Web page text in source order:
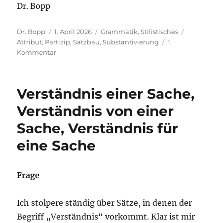
Dr. Bopp
Autor
Dr. Bopp
Veröffentlicht
am
1. April 2026 Kategorien
Grammatik,Stilistisches
Attribut, Partizip,Satzbau,Substantivierung
1
Kommentarzu
freiwillige
Mitarbeitende
Verständnis einer Sache,
Verständnis von einer
Sache, Verständnis für
eine Sache
Frage
Ich stolpere ständig über Sätze, in denen der
Begriff „Verständnis“ vorkommt. Klar ist mir